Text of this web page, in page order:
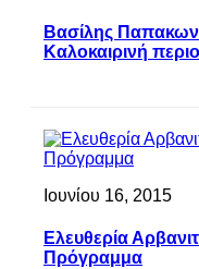
Βασίλης
Καλοκαιρινή
Ιουνίου 16, 2015
Ελευθερία
Πρόγραμμα